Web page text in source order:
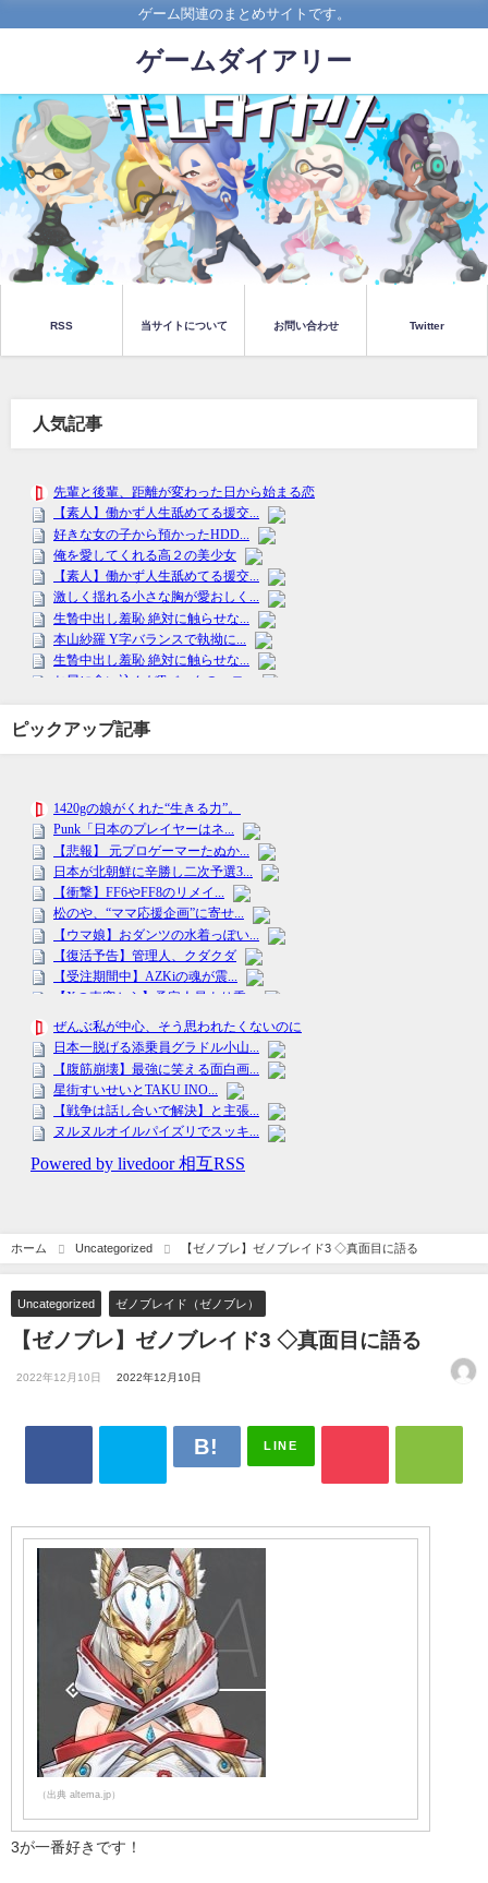
ゲーム関連のまとめサイトです。
ゲームダイアリー
RSS 当サイトについて お問い合わせ Twitter
人気記事
ピックアップ記事
ホーム Uncategorized 【ゼノブレ】ゼノブレイド3 ◇真面目に語る
Uncategorized ゼノブレイド（ゼノブレ）
【ゼノブレ】ゼノブレイド3 ◇真面目に語る
2022年12月10日 2022年12月10日
LINE
（出典 altema.jp）
3が一番好きです！